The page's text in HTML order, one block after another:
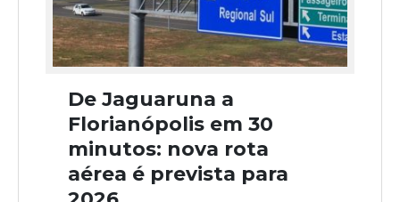
De Jaguaruna a
Florianópolis em 30
minutos: nova rota
aérea é prevista para